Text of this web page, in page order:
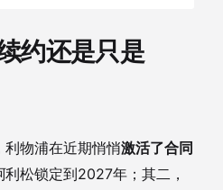
约还是只是
利物浦在近期悄悄激活了合同
利松锁定到2027年；其二，